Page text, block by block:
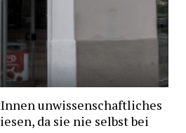
unwissenschaftliches
da sie nie selbst bei